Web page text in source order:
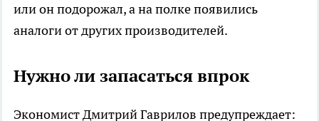
или он подорожал, а на полке появились
аналоги от других производителей.
Нужно ли запасаться впрок
Экономист Дмитрий Гаврилов предупреждает: